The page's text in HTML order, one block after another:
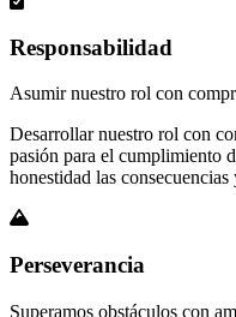
Responsabilidad
Asumir nuestro rol con
Desarrollar nuestro rol con
pasión para el cumplimiento
honestidad las
Perseverancia
Superamos obstáculos con